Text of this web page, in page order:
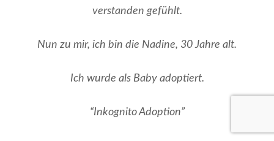
verstanden gefühlt.
Nun zu mir, ich bin die Nadine, 30 Jahre alt.
Ich wurde als Baby adoptiert.
“Inkognito Adoption”